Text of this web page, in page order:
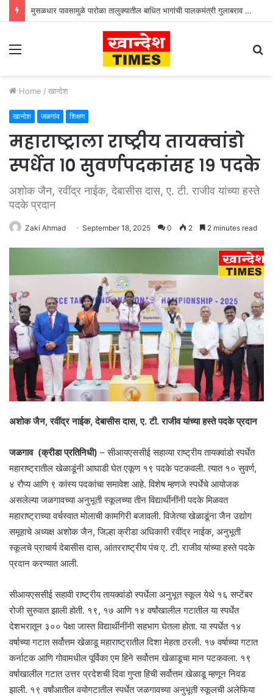
मुसळधार पावसामुळे पारोळा तालुक्यातील बाधित भागांची पालकमंत्री गुलाबराव पाटील जलसंपदा मंत्री गिरीश महाजन यांनी केली पाहणी
Menu
Home / खान्देश
खान्देश जळगांव शिक्षण
महाराष्ट्राला राष्ट्रीय तायक्वांडो
स्पर्धेत १० सुवर्णपदकांसह १९ पदके
अशोक जैन, रवींद्र नाईक, देबासीस दास, ए. टी. राजीव यांच्या हस्ते
पदके प्रदान
Zaki Ahmad September 18, 2025 0 2 2 minutes read
अशोक जैन, रवींद्र नाईक, देबासीस दास, ए. टी. राजीव यांच्या हस्ते पदके प्रदान
जळगाव (क्रीडा प्रतिनिधी) – सीआयएससीई सहाव्या राष्ट्रीय तायक्वांडो स्पर्धेत
महाराष्ट्रातील खेळाडूंनी आघाडी घेत एकूण १९ पदके पटकवली. त्यात १० सुवर्ण,
४ रौप्य आणि ९ कांस्य पदकांचा समावेश आहे. विशेष म्हणजे स्पर्धेचे आयोजक
असलेल्या जळगावच्या अनुभूती स्कूलच्या तीन विद्यार्थीनींनी पदके मिळवत
महाराष्ट्राच्या वर्चस्वात मोलाची कामगिरी बजावली. विजेत्या खेळाडूंना जैन उद्योग
समूहाचे अध्यक्ष अशोक जैन, जिल्हा क्रीडा अधिकारी रवींद्र नाईक, अनुभूती
स्कूलचे प्राचार्य देबासीस दास, आंतरराष्ट्रीय पंच ए. टी. राजीव यांच्या हस्ते पदके
प्रदान करण्यात आली.
सीआयएससीई सहावी राष्ट्रीय तायक्वांडो स्पर्धेला अनुभूत स्कूल येथे १६ सप्टेंबर
रोजी सुरुवात झाली होती. १९, १७ आणि १४ वर्षांखालील गटातील या स्पर्धेत
देशभरातून ३०० पेक्षा जास्त विद्यार्थीनींनी सहभाग घेतला होता. या स्पर्धेत १४
वर्षाच्या गटात सर्वोत्तम खेळाडू महाराष्ट्रातील दिशा मेहता ठरली. १७ वर्षाच्या गटात
कर्नाटक आणि गोवामधील पूर्विका एम हिने सर्वोत्तम खेळाडूचा मान पटकवला. १९
वर्षाखालील गटात उत्तर प्रदेशची दिवा गुप्ता हिची सर्वोत्तम खेळाडू म्हणून निवड
झाली. १९ वर्षांआतील वयोगटातील स्पर्धेत जळगावच्या अनुभूती स्कूलची अलेफिया